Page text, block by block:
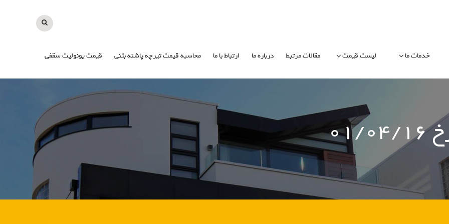
خدمات ما لیست قیمت مقالات مرتبط درباره ما ارتباط با ما محاسبه قیمت تیرچه پاشنه بتنی قیمت یونولیت سقفی